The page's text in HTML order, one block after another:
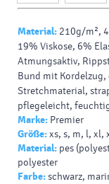
Material: 210g/m²,
19% Viskose, 6%
Atmungsaktiv,
Bund mit Kordelzug,
Stretchmaterial,
pflegeleicht,
Marke: Premier
Größe:xs, s, m, l, xl,
Material: pes
polyester
Farbe:schwarz,